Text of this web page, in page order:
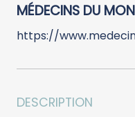
MÉDECINS DU
https://
DESCRIPTION